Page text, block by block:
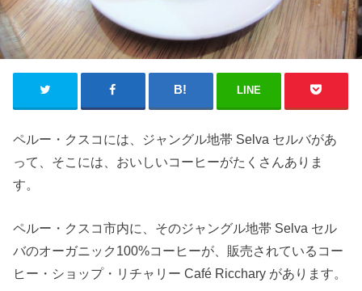
LINE
ペルー・クスコには、ジャングル地帯 Selva セルバがあ
って、そこには、おいしいコーヒーがたくさんありま
す。
ペルー・クスコ市内に、そのジャングル地帯 Selva セル
バのオーガニック100%コーヒーが、販売されているコー
ヒー・ショップ・リチャリー Café Ricchary があります。